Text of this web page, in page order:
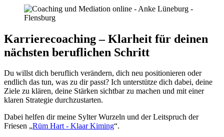
Karrierecoaching – Klarheit für deinen
nächsten beruflichen Schritt
Du willst dich beruflich verändern, dich neu positionieren oder
endlich das tun, was zu dir passt? Ich unterstütze dich dabei, deine
Ziele zu klären, deine Stärken sichtbar zu machen und mit einer
klaren Strategie durchzustarten.
Dabei helfen dir meine Sylter Wurzeln und der Leitspruch der
Friesen „Rüm Hart - Klaar Kiming“.